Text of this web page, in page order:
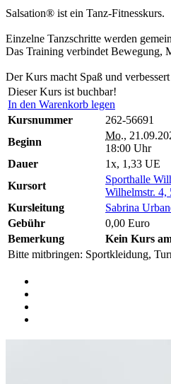
Salsation® ist ein Tanz-Fitnesskurs.
Einzelne Tanzschritte werden
Das Training verbindet Bewegung,
Der Kurs macht Spaß und
Dieser Kurs ist buchbar!
In den Warenkorb legen
Kursnummer
262-56691
Beginn
Mo.,
18:00 Uhr
Dauer
1x, 1,33 UE
Kursort
Sporthalle
Wilhelmstr. 4,
Kursleitung
Sabrina
Gebühr
0,00 Euro
Bemerkung
Kein Kurs
Bitte mitbringen: Sportkleidung,